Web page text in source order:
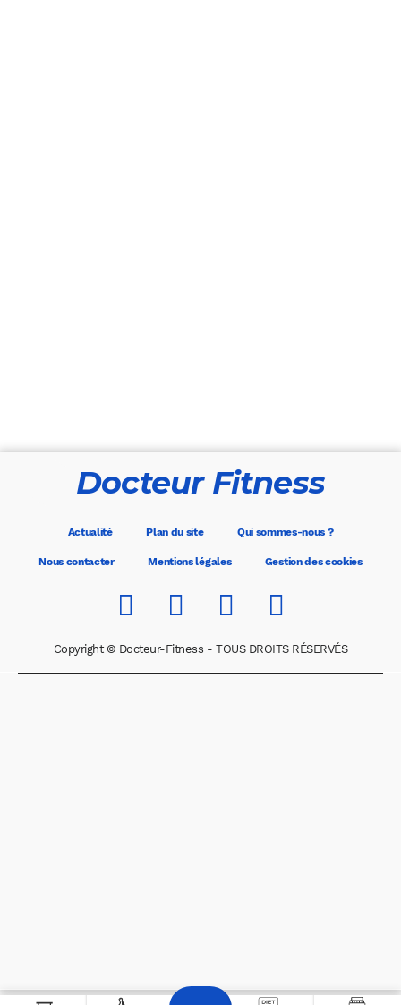
Docteur Fitness
Actualité Plan du site Qui sommes-nous ?
Nous contacter Mentions légales Gestion des cookies
Copyright © Docteur-Fitness - TOUS DROITS RÉSERVÉS